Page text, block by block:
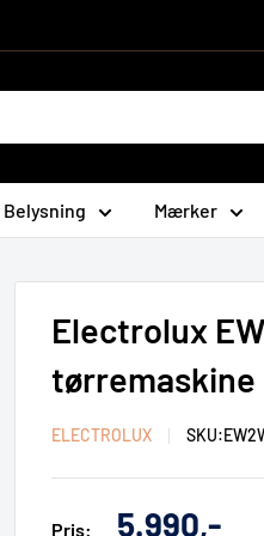
Belysning Mærker
Electrolux
tørremaskine
ELECTROLUX SKU:
Pris:
Udsalgs
5.990,-